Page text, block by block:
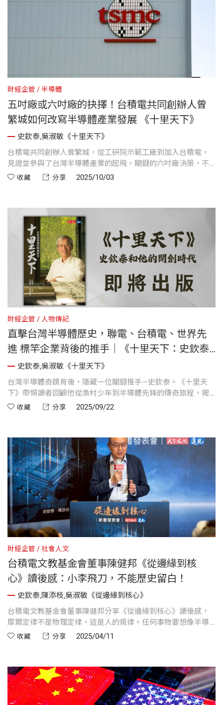
財經企管 半導體
五吋廠或六吋廠的抉擇！台積電共同創辦人曾
繁城如何改寫半導體產業發展 《十里天下》
史欽泰,吳淑敏《十里天下》
台積電共同創辦人曾繁城，從工研院示範工廠到加入台積電，
見證並參與了台灣半導體產業的起飛。關鍵的六吋廠決策，不
僅奠定了技術基礎，更讓台積電在良率、技術自研與國際合作
收藏 分享 2025/10/03
財經企管 人物傳記
直擊台灣半導體歷史，聯電、台積電、世界先
進 標竿企業背後的推手｜《十里天下：史欽泰
和他的開創時代》
史欽泰,吳淑敏《十里天下》
台灣半導體奇蹟背後，隱藏一位關鍵推手—史欽泰。《十里天
下》帶領讀者回顧他從漁村少年到半導體先鋒的傳奇旅程，揭
開聯電、台積電等企業誕生的決策現場。這不僅是一部產業
收藏 分享 2025/09/22
財經企管 社會人文
台積電文教基金會董事陳健邦《從邊緣到核
心》讀後感：小李飛刀，不能歷史留白！
史欽泰,陳添枝,吳淑敏《從邊緣到核心》
台積電文教基金會董事陳健邦分享《從邊緣到核心》讀後感，
摩爾定律不是物理定律，這是人的規律。任何事物要想像半導
體技術那樣發展，都需要大量聰明人的創意努力。摩爾定律其
局中維持領先，關鍵不在規模，而在於掌握高價值鏈的主導
權。
收藏 分享 2025/04/11